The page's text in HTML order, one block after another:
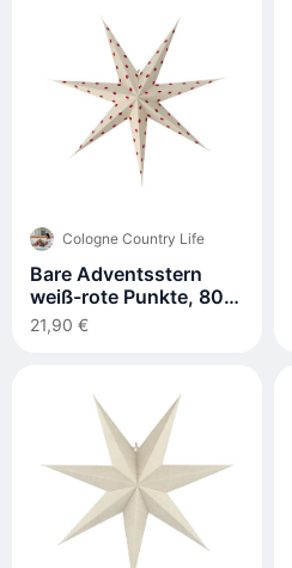
Cologne Country Life
Bare Adventsstern
weiß-rote Punkte, 80
cm
21,90 €